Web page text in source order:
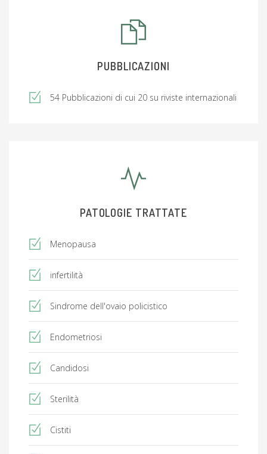
PUBBLICAZIONI
54 Pubblicazioni di cui 20 su riviste internazionali
PATOLOGIE TRATTATE
Menopausa
infertilità
Sindrome dell'ovaio policistico
Endometriosi
Candidosi
Sterilità
Cistiti